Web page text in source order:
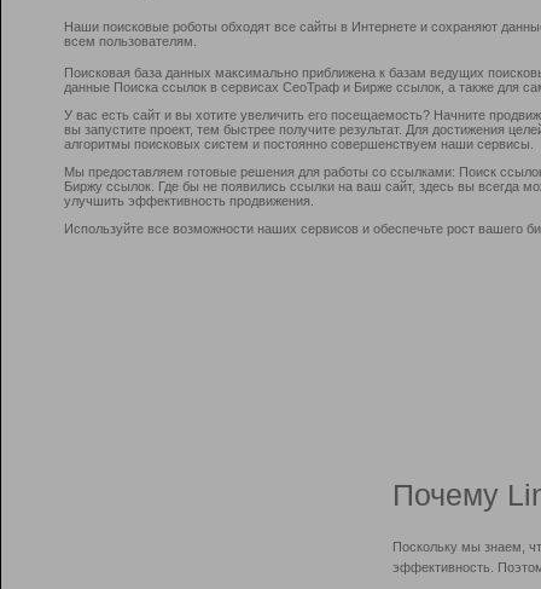
Наши поисковые роботы обходят все сайты в Интернете и сохраняют
всем пользователям.
Поисковая база данных максимально приближена к базам ведущих
данные Поиска ссылок в сервисах СеоТраф и Бирже ссылок, а также для
У вас есть сайт и вы хотите увеличить его посещаемость? Начните
вы запустите проект, тем быстрее получите результат. Для достижения
алгоритмы поисковых систем и постоянно совершенствуем наши сервисы.
Мы предоставляем готовые решения для работы со ссылками: Поиск
Биржу ссылок. Где бы не появились ссылки на ваш сайт, здесь вы всегда
улучшить эффективность продвижения.
Используйте все возможности наших сервисов и обеспечьте рост вашего
Почему
Поскольку мы знаем,
эффективность.